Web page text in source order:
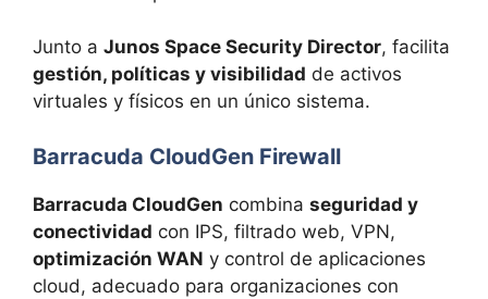
Junto a Junos Space Security Director, facilita
gestión, políticas y visibilidad de activos
virtuales y físicos en un único sistema.
Barracuda CloudGen Firewall
Barracuda CloudGen combina seguridad y
conectividad con IPS, filtrado web, VPN,
optimización WAN y control de aplicaciones
cloud, adecuado para organizaciones con